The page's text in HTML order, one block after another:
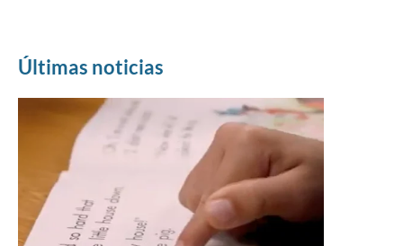
Últimas noticias